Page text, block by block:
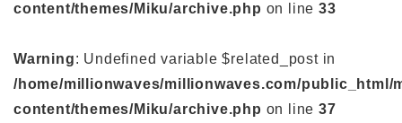
content/themes/Miku/archive.php on line33
Warning: Undefined variable $related_post in
/home/millionwaves/millionwaves.com/public_html/
content/themes/Miku/archive.php on line37